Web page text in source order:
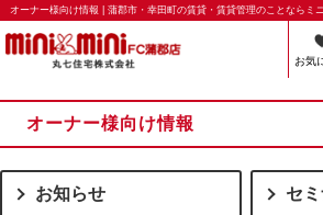
オーナー様向け情報 | 蒲郡市・幸田町の賃貸・賃貸管理のことならミ
お気
オーナー様向け情報
お知らせ セ